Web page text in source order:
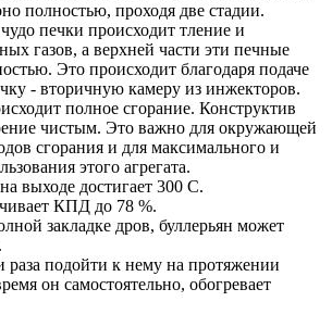
полностью, проходя две стадии.
печки происходит тление и
газов, а верхней части эти печные
Это происходит благодаря подаче
- вторичную камеру из инжекторов.
полное сгорание. Конструктив
чистым. Это важно для окружающей
сгорания и для максимального и
этого агрегата.
выходе достигает 300 С.
КПД до 78 %.
закладке дров, буллерьян может
раза подойти к нему на протяжении
он самостоятельно, обогревает